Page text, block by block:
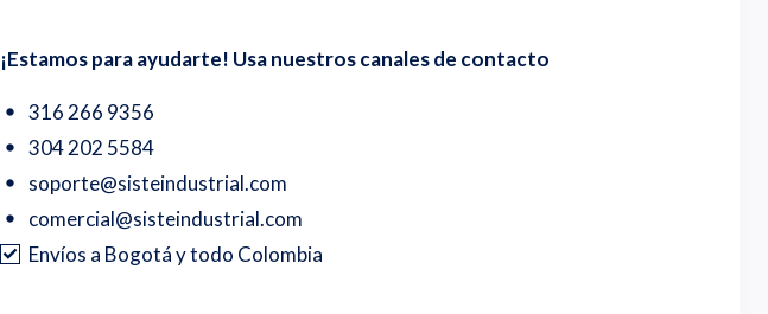
¡Estamos para ayudarte! Usa nuestros canales de contacto
316 266 9356
304 202 5584
soporte@sisteindustrial.com
comercial@sisteindustrial.com
Envíos a Bogotá y todo Colombia